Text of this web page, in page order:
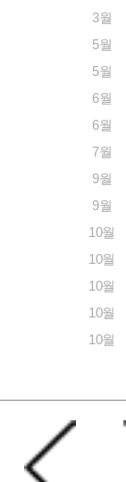
3월
5월
5월
6월
6월
7월
9월
9월
10월
10월
10월
10월
10월